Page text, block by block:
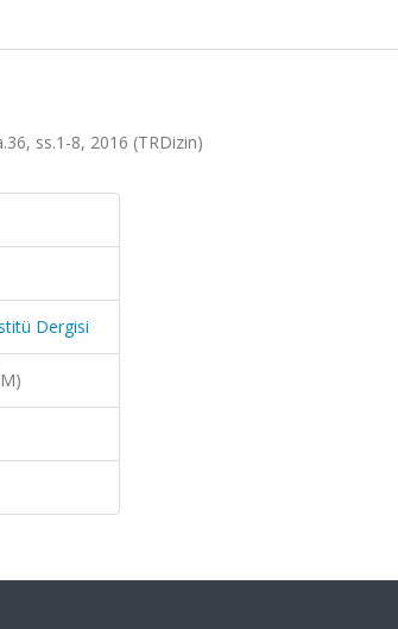
ss.1-8, 2016 (TRDizin)
Dergisi